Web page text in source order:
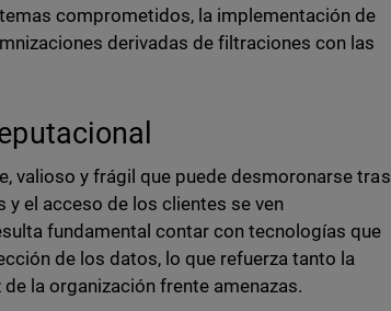
comprometidos, la implementación de
derivadas de filtraciones con las
valioso y frágil que puede desmoronarse tras
el acceso de los clientes se ven
fundamental contar con tecnologías que
de los datos, lo que refuerza tanto la
la organización frente amenazas.